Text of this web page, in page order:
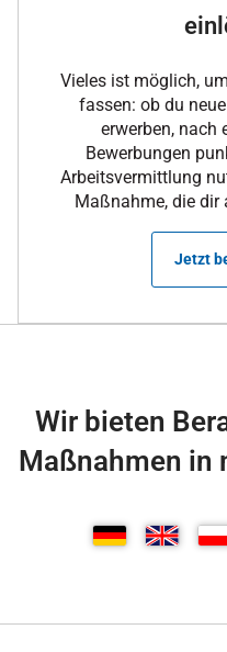
Vieles ist möglich,
fassen: ob du
erwerben, nach
Bewerbungen
Arbeitsvermittlung
Maßnahme, die
Jetzt
Wir bieten
Maßnahmen in